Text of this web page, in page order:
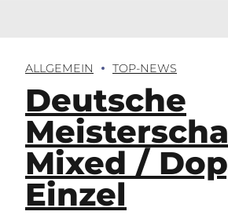
ALLGEMEIN TOP-NEWS
Deutsche
Mixed /
Einzel